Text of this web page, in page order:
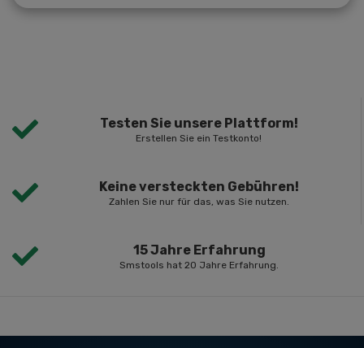
Testen Sie unsere Plattform!
Erstellen Sie ein Testkonto!
Keine versteckten Gebühren!
Zahlen Sie nur für das, was Sie nutzen.
15 Jahre Erfahrung
Smstools hat 20 Jahre Erfahrung.